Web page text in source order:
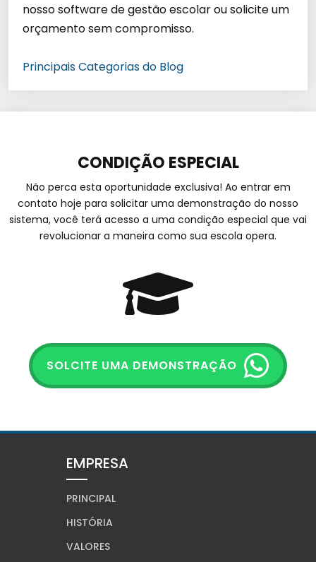
nosso software de gestão escolar ou solicite um
orçamento sem compromisso.
Principais Categorias do Blog
CONDIÇÃO ESPECIAL
Não perca esta oportunidade exclusiva! Ao entrar em
contato hoje para solicitar uma demonstração do nosso
sistema, você terá acesso a uma condição especial que vai
revolucionar a maneira como sua escola opera.
SOLCITE UMA DEMONSTRAÇÃO
EMPRESA
PRINCIPAL
HISTÓRIA
VALORES